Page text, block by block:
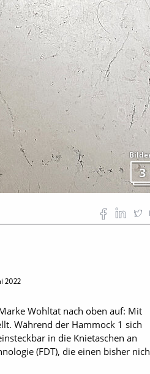
3
2022
Wohltat nach oben auf: Mit
Während der Hammock 1 sich
in die Knietaschen an
(FDT), die einen bisher